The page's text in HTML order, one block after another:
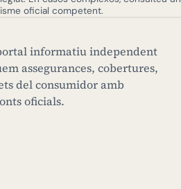
oficial competent.
informatiu independent
assegurances, cobertures,
del consumidor amb
oficials.